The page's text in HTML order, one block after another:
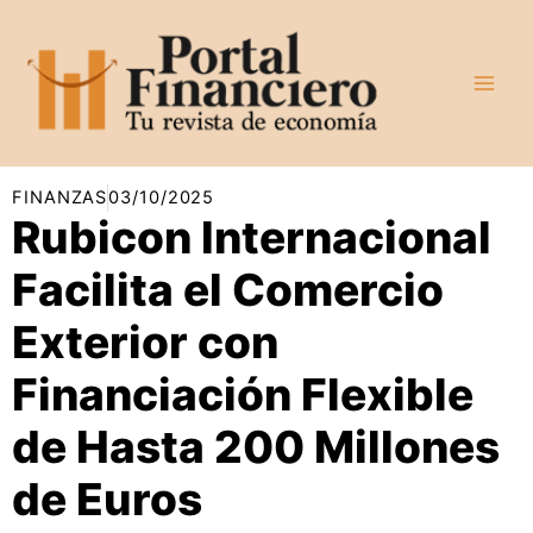
contenido
FINANZAS03/10/2025
Rubicon Internacional
Facilita el Comercio
Exterior con
Financiación Flexible
de Hasta 200 Millones
de Euros